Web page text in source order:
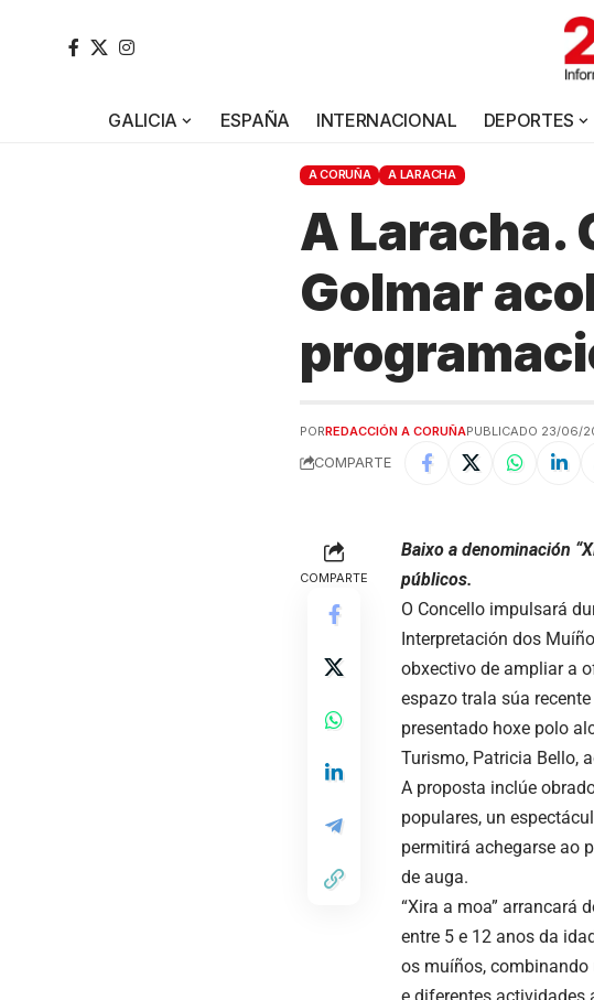
GALICIA ESPAÑA INTERNACIONAL DEPORTES
A CORUÑA A LARACHA
A Laracha.
Golmar
PORREDACCIÓN A CORUÑAPUBLICADO 23/06/
COMPARTE
COMPARTE
Baixo a denominación
públicos.
O Concello impulsará
Interpretación dos
obxectivo de ampliar a
espazo trala súa
presentado hoxe polo
Turismo, Patricia Bello,
A proposta inclúe
populares, un
permitirá achegarse ao
de auga.
“Xira a moa” arrancará
entre 5 e 12 anos da
os muíños,
e diferentes actividades